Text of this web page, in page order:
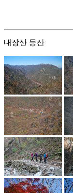
내장산 등산